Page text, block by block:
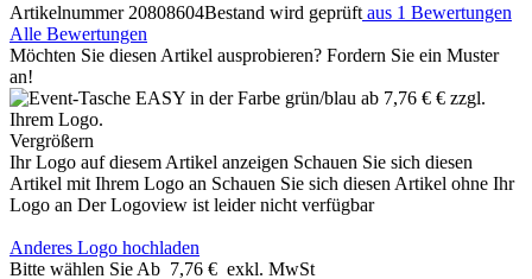
Artikelnummer 20808604Bestand wird geprüft aus 1 Bewertungen
Alle Bewertungen
Möchten Sie diesen Artikel ausprobieren? Fordern Sie ein Muster
an!
Vergrößern
Ihr Logo auf diesem Artikel anzeigen Schauen Sie sich diesen
Artikel mit Ihrem Logo an Schauen Sie sich diesen Artikel ohne Ihr
Logo an Der Logoview ist leider nicht verfügbar
Anderes Logo hochladen
Bitte wählen Sie Ab 7,76 € exkl. MwSt